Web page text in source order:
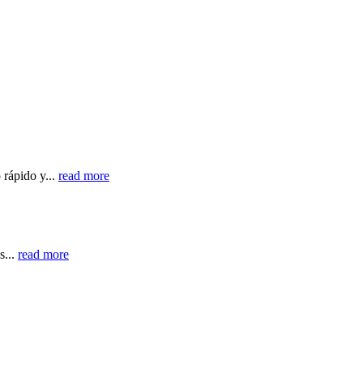
rápido y... read more
read more